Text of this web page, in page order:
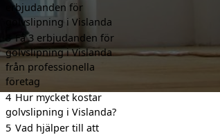
erbjudanden för
golvslipning i Vislanda
3 Få 3 erbjudanden för
golvslipning i Vislanda
från professionella
företag
4 Hur mycket kostar
golvslipning i Vislanda?
5 Vad hjälper till att